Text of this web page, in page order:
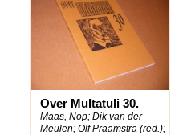
Over Multatuli 30.
Maas, Nop; Dik van der
Meulen; Olf Praamstra (red.);